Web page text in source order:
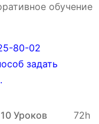
обучение
80-02‬‬
задать
10 Уроков 72h